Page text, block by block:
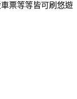
票等等皆可刷悠遊